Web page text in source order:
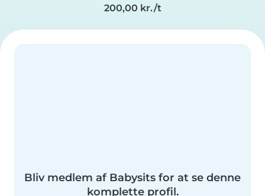
200,00 kr./t
Bliv medlem af Babysits for at se denne
komplette profil.